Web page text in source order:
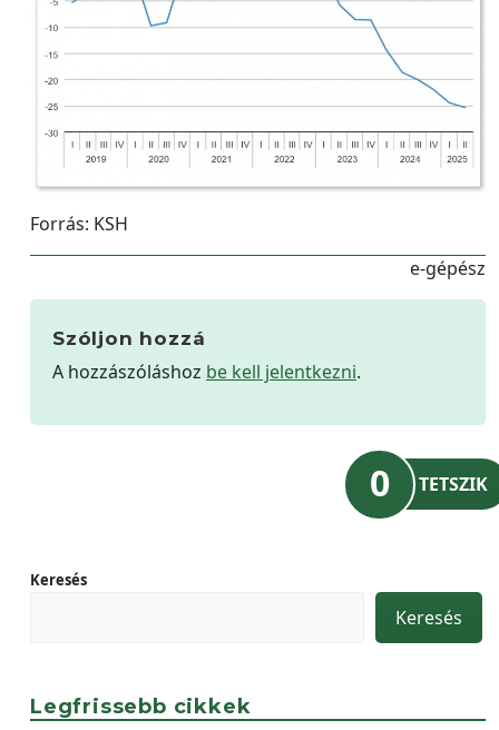
Forrás: KSH
e-gépész
Szóljon hozzá
A hozzászóláshoz be kell jelentkezni.
0 TETSZIK
Keresés
Keresés
Legfrissebb cikkek